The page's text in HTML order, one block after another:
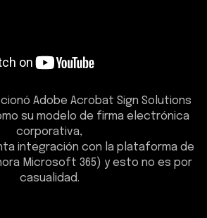
Adobe Acrobat Sign Solutions
su modelo de firma electrónica
corporativa,
integración con la plataforma de
Microsoft 365) y esto no es por
casualidad.